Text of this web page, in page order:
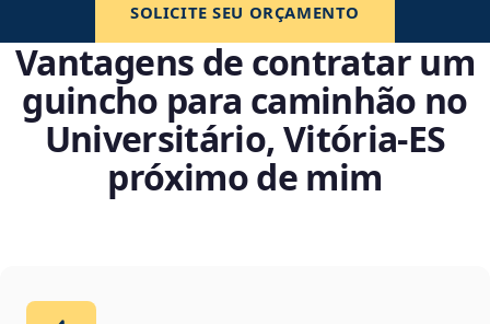
SOLICITE SEU ORÇAMENTO
Vantagens de contratar um
guincho para caminhão no
Universitário, Vitória‑ES
próximo de mim